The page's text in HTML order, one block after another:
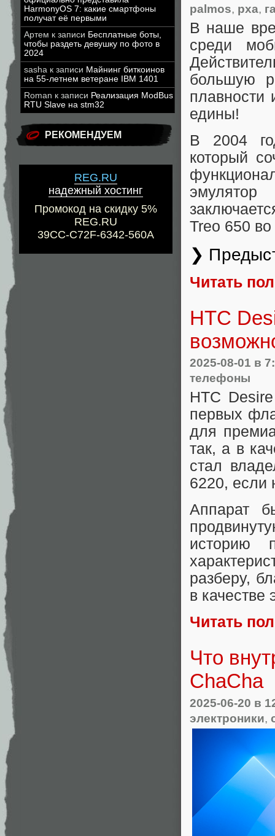
HarmonyOS 7: какие смартфоны
получат её первыми
Артем к записи Бесплатные боты,
чтобы раздеть девушку по фото в
2024
sasha к записи Майнинг биткоинов
на 55-летнем ветеране IBM 1401
Roman к записи Реализация ModBus
RTU Slave на stm32
РЕКОМЕНДУЕМ
REG.RU
надежный хостинг
Промокод на скидку 5%
REG.RU
39CC-C72F-6342-560A
palmos, pxa,
В наше
среди
большую
едины!
В 2004
который
Treo 650
❯
Читать
HTC
2025-08-01 в
телефоны
HTC
первых
для
так, а в
стал
6220, если
Аппарат
историю
разберу,
в качестве
Читать
Что
ChaCha
2025-06-20 в
электроники,